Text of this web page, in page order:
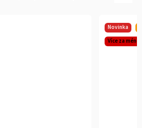
Novinka
Více za méně